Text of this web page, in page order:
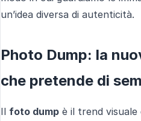
un’idea diversa di autenticità.
Photo Dump: la
che pretende di
Il foto dump è il trend